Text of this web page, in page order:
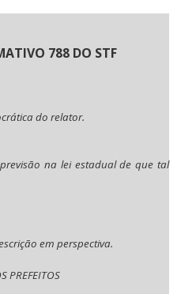
788 DO STF
do relator.
na lei estadual de que tal
em perspectiva.
PREFEITOS